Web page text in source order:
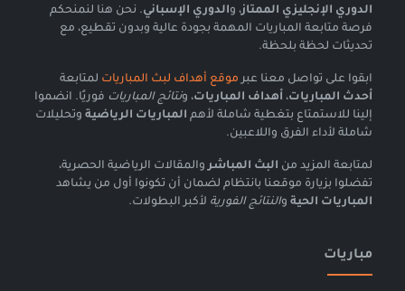
الدوري الإنجليزي الممتاز، والدوري الإسباني. نحن هنا لنمنحكم
فرصة متابعة المباريات المهمة بجودة عالية وبدون تقطيع، مع
تحديثات لحظة بلحظة.
ابقوا على تواصل معنا عبر موقع أهداف لبث المباريات لمتابعة
أحدث المباريات، أهداف المباريات، ونتائج المباريات فوريًا. انضموا
إلينا للاستمتاع بتغطية شاملة لأهم المباريات الرياضية وتحليلات
شاملة لأداء الفرق واللاعبين.
لمتابعة المزيد من البث المباشروالمقالات الرياضية الحصرية،
تفضلوا بزيارة موقعنا بانتظام لضمان أن تكونوا أول من يشاهد
المباريات الحية والنتائج الفورية لأكبر البطولات.
مباريات